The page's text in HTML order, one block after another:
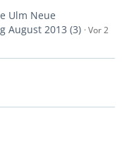
Ulm Neue
August 2013 (3) Vor 2